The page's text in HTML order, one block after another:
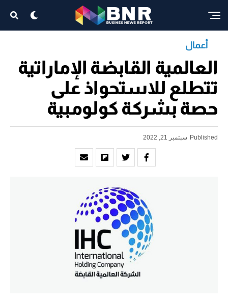
أعمال
العالمية القابضة الإماراتية
تتطلع للاستحواذ على
حصة بشركة كولومبية
Published سبتمبر 21, 2022